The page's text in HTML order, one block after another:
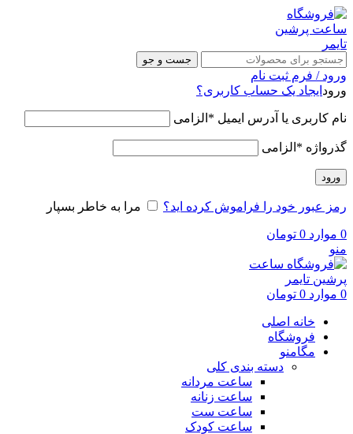
جست و جو
ورود / فرم ثبت نام
ورود ایجاد یک حساب کاربری؟
نام کاربری یا آدرس ایمیل * الزامی
گذرواژه * الزامی
ورود
رمز عبور خود را فراموش کرده اید؟ مرا به خاطر بسپار
0 موارد 0 تومان
منو
0 موارد 0 تومان
خانه اصلی
فروشگاه
مگامنو
دسته بندی کلی
ساعت مردانه
ساعت زنانه
ساعت ست
ساعت کودک